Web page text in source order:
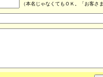
（本名じゃなくてもＯＫ。「お客さ